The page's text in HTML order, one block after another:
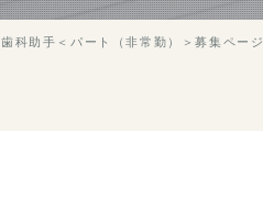
歯科助手＜パート（非常勤）＞募集ページ